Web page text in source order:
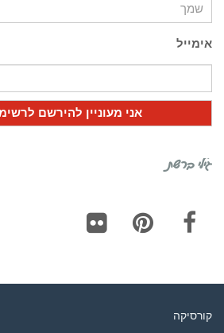
אימייל
גילי ברשת
קורסיקה